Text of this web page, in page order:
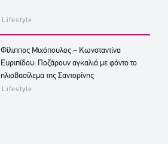
Lifestyle
Φίλιππος Μιχόπουλος – Κωνσταντίνα
Ευριπίδου: Ποζάρουν αγκαλιά με φόντο το
ηλιοβασίλεμα της Σαντορίνης
Lifestyle